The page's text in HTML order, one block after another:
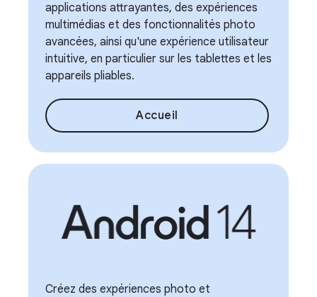
applications attrayantes, des expériences
multimédias et des fonctionnalités photo
avancées, ainsi qu'une expérience utilisateur
intuitive, en particulier sur les tablettes et les
appareils pliables.
Accueil
Créez des expériences photo et